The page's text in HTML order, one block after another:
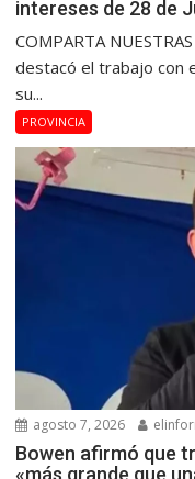
intereses de 28 de
COMPARTA
destacó el trabajo con
su...
PROVINCIA
agosto 7, 2026
Bowen afirmó que
«más grande que